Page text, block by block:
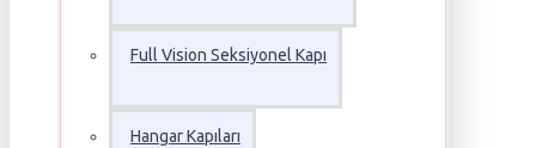
Full Vision Seksiyonel Kapı
Hangar Kapıları